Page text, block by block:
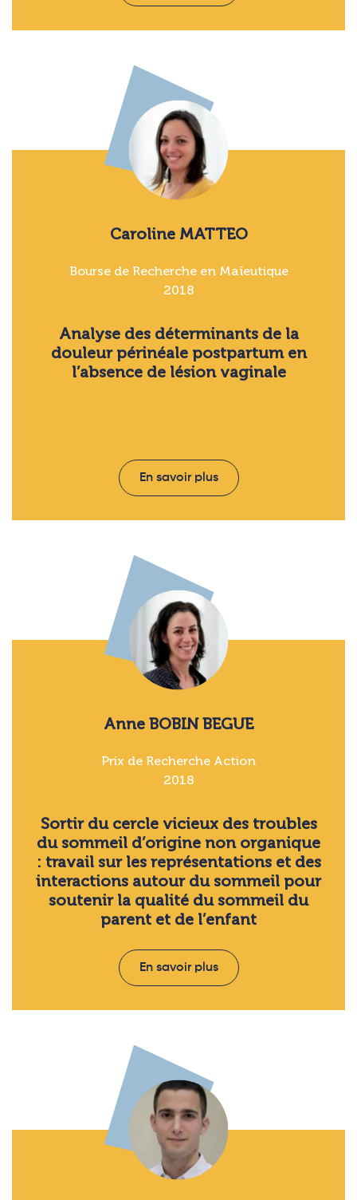
Caroline MATTEO
Bourse de Recherche en Maïeutique
2018
Analyse des déterminants de la
douleur périnéale postpartum en
l’absence de lésion vaginale
En savoir plus
Anne BOBIN BEGUE
Prix de Recherche Action
2018
Sortir du cercle vicieux des troubles
du sommeil d’origine non organique
: travail sur les représentations et des
interactions autour du sommeil pour
soutenir la qualité du sommeil du
parent et de l’enfant
En savoir plus